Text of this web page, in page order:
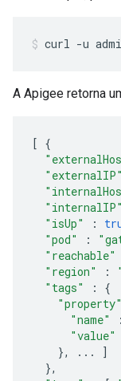
curl -u
A Apigee retorna
[ {
"externalIP"
"internalIP"
"isUp"
:
"pod"
:
"reachable"
"region"
:
"tags"
:
{
"property"
"name"
:
"value"
},
...
]
},